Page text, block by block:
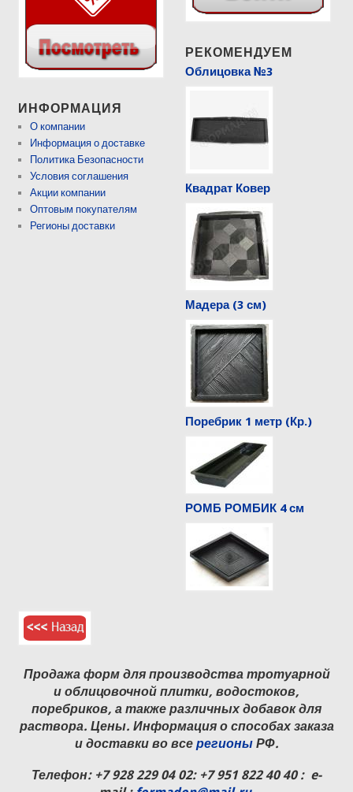
ИНФОРМАЦИЯ
О компании
Информация о доставке
Политика Безопасности
Условия соглашения
Акции компании
Оптовым покупателям
Регионы доставки
РЕКОМЕНДУЕМ
Облицовка №3
Квадрат Ковер
Мадера (3 см)
Поребрик 1 метр (Кр.)
РОМБ РОМБИК 4 см
Продажа форм для производства тротуарной
и облицовочной плитки, водостоков,
поребриков, а также различных добавок для
раствора. Цены. Информация о способах заказа
и доставки во все регионыРФ.
Телефон: +7 928 229 04 02: +7 951 822 40 40 : e-